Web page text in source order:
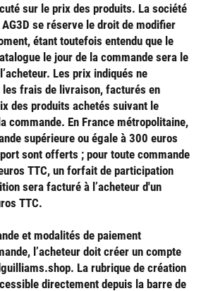
sur le prix des produits. La société
se réserve le droit de modifier
étant toutefois entendu que le
le jour de la commande sera le
Les prix indiqués ne
les frais de livraison, facturés en
des produits achetés suivant le
commande. En France métropolitaine,
supérieure ou égale à 300 euros
sont offerts ; pour toute commande
TTC, un forfait de participation
sera facturé à l’acheteur d'un
TTC.
et modalités de paiement
l’acheteur doit créer un compte
La rubrique de création
directement depuis la barre de